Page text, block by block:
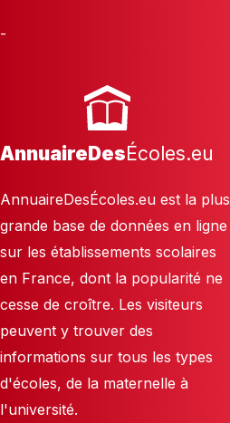
-
AnnuaireDesÉcoles.eu
AnnuaireDesÉcoles.eu est la plus
grande base de données en ligne
sur les établissements scolaires
en France, dont la popularité ne
cesse de croître. Les visiteurs
peuvent y trouver des
informations sur tous les types
d'écoles, de la maternelle à
l'université.